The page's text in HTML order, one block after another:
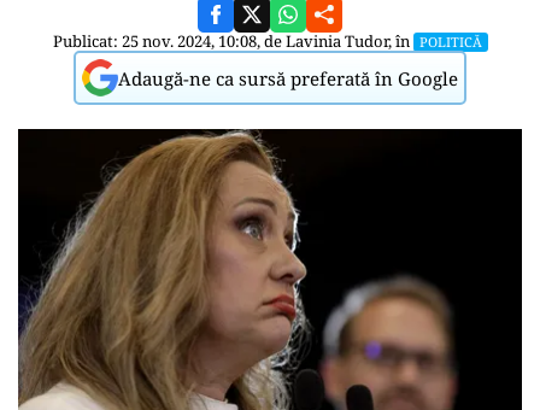
Publicat: 25 nov. 2024, 10:08, deLavinia Tudor, în POLITICĂ
Adaugă-ne ca sursă preferată în Google